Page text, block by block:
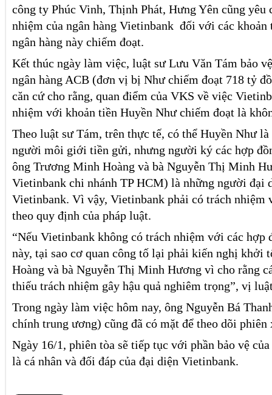
công ty Phúc Vinh, Thịnh Phát, Hưng Yên cũng yêu
nhiệm của ngân hàng Vietinbank đối với các khoản
ngân hàng này chiếm đoạt.
Kết thúc ngày làm việc, luật sư Lưu Văn Tám bảo
ngân hàng ACB (đơn vị bị Như chiếm đoạt 718 tỷ
căn cứ cho rằng, quan điểm của VKS về việc
nhiệm với khoản tiền Huyền Như chiếm đoạt là
Theo luật sư Tám, trên thực tế, có thể Huyền Như
người môi giới tiền gửi, nhưng người ký các hợp
ông Trương Minh Hoàng và bà Nguyễn Thị Minh
Vietinbank chi nhánh TP HCM) là những người đại
Vietinbank. Vì vậy, Vietinbank phải có trách nhiệm
theo quy định của pháp luật.
“Nếu Vietinbank không có trách nhiệm với các hợp
này, tại sao cơ quan công tố lại phải kiến nghị khởi
Hoàng và bà Nguyễn Thị Minh Hương vì cho rằng
thiếu trách nhiệm gây hậu quả nghiêm trọng”, vị
Trong ngày làm việc hôm nay, ông Nguyễn Bá
chính trung ương) cũng đã có mặt để theo dõi phiên
Ngày 16/1, phiên tòa sẽ tiếp tục với phần bảo vệ
là cá nhân và đối đáp của đại diện Vietinbank.